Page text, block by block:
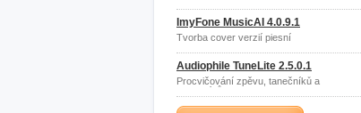
ImyFone MusicAI 4.0.9.1
Tvorba cover verzií piesní
Audiophile TuneLite 2.5.0.1
Procvičování zpěvu, tanečníků a
hudebníků